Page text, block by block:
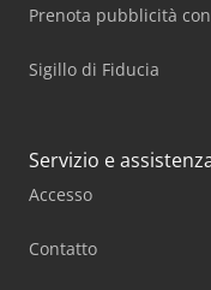
Prenota pubblicità
Sigillo di Fiducia
Servizio e
Accesso
Contatto